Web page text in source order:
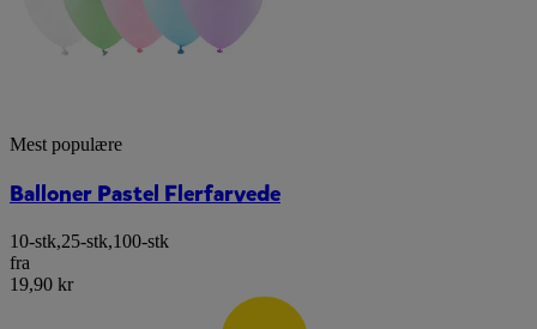
Mest populære
Balloner Pastel Flerfarvede
10-stk,25-stk,100-stk
fra
19,90 kr